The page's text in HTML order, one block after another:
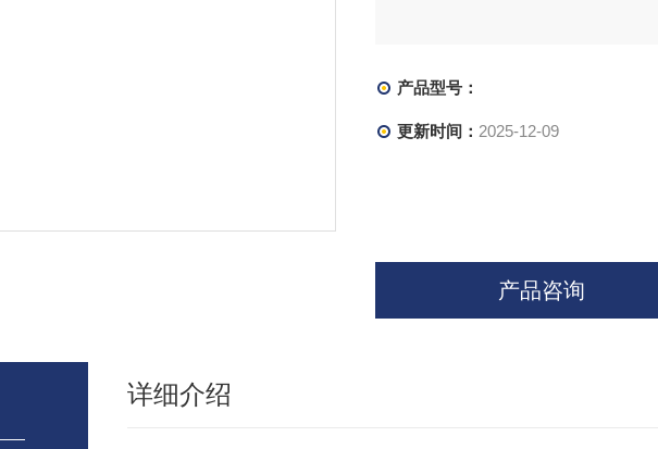
产品型号：
更新时间： 2025-12-09
产品咨询
详细介绍